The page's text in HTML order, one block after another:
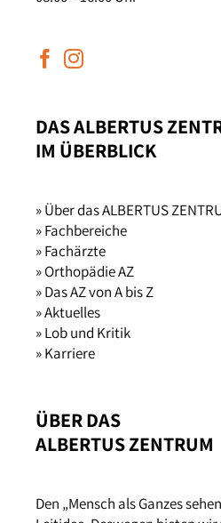
DAS ALBERTUS
IM ÜBERBLICK
» Über das ALBERTUS
» Fachbereiche
» Fachärzte
» Orthopädie AZ
» Das AZ von A bis Z
» Aktuelles
» Lob und Kritik
» Karriere
ÜBER DAS
ALBERTUS ZENTRUM
Den „Mensch als Ganzes